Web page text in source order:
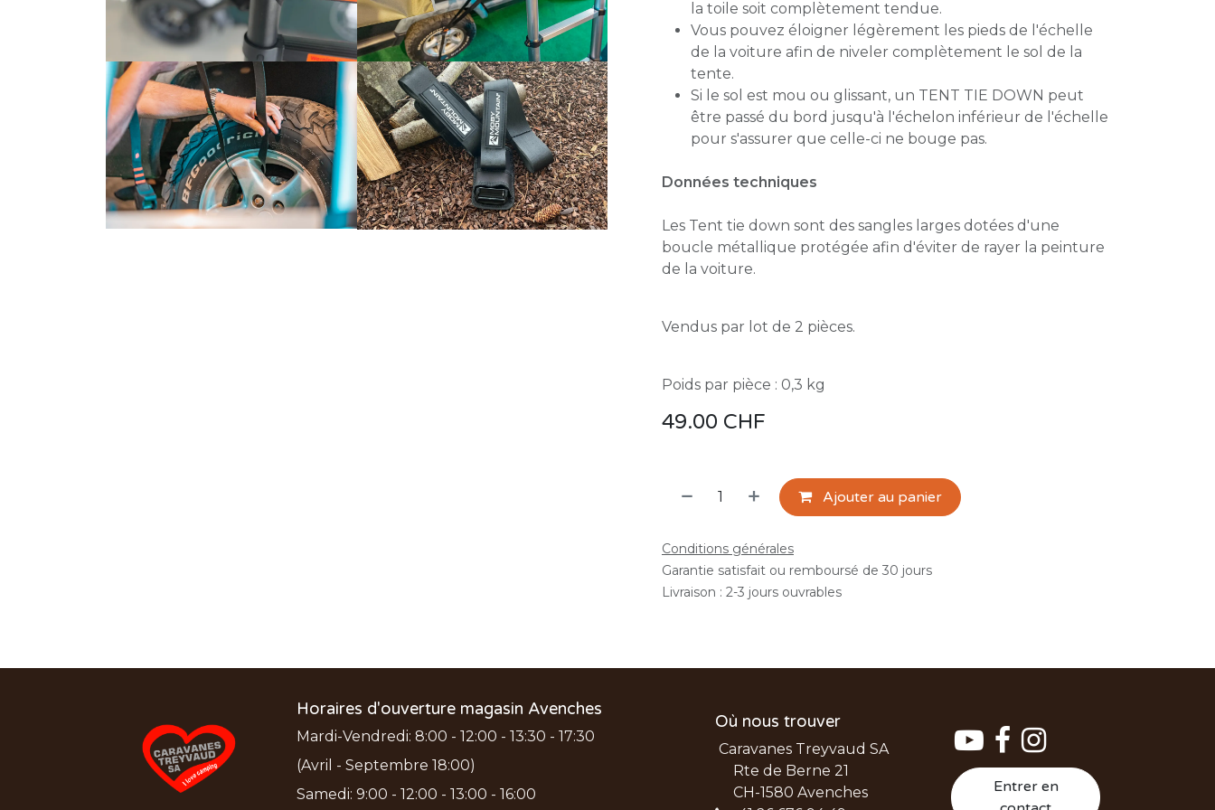
la toile soit complètement tendue.
Vous pouvez éloigner légèrement les pieds de l'échelle
de la voiture afin de niveler complètement le sol de la
tente.
Si le sol est mou ou glissant, un TENT TIE DOWN peut
être passé du bord jusqu'à l'échelon inférieur de l'échelle
pour s'assurer que celle-ci ne bouge pas.
Données techniques
Les Tent tie down sont des sangles larges dotées d'une
boucle métallique protégée afin d'éviter de rayer la peinture
de la voiture.
Vendus par lot de 2 pièces.
Poids par pièce : 0,3 kg
49.00 CHF
Ajouter au panier
Conditions générales
Garantie satisfait ou remboursé de 30 jours
Livraison : 2-3 jours ouvrables
Entrer en
Horaires d'ouverture magasin Avenches
Mardi-Vendredi: 8:00 - 12:00 - 13:30 - 17:30
(Avril - Septembre 18:00)
Samedi: 9:00 - 12:00 - 13:00 - 16:00
Où nous trouver
Caravanes Treyvaud SA
Rte de Berne 21
CH-1580 Avenches